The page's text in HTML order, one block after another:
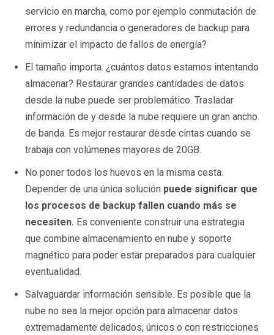
servicio en marcha, como por ejemplo conmutación de
errores y redundancia o generadores de backup para
minimizar el impacto de fallos de energía?
El tamaño importa. ¿cuántos datos estamos intentando
almacenar? Restaurar grandes cantidades de datos
desde la nube puede ser problemático. Trasladar
información de y desde la nube requiere un gran ancho
de banda. Es mejor restaurar desde cintas cuando se
trabaja con volúmenes mayores de 20GB.
No poner todos los huevos en la misma cesta.
Depender de una única solución puede significar que
los procesos de backup fallen cuando más se
necesiten. Es conveniente construir una estrategia
que combine almacenamiento en nube y soporte
magnético para poder estar preparados para cualquier
eventualidad.
Salvaguardar información sensible. Es posible que la
nube no sea la mejor opción para almacenar datos
extremadamente delicados, únicos o con restricciones